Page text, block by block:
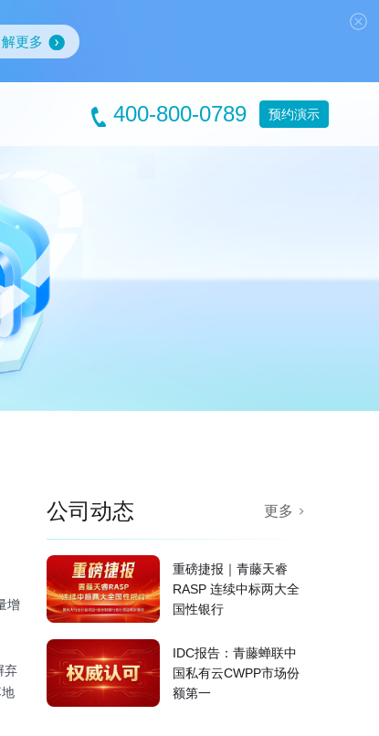
更多
400-800-0789 预约演示
增
弃
公司动态 更多
重磅捷报｜青藤天睿
RASP 连续中标两大全
国性银行
IDC报告：青藤蝉联中
国私有云CWPP市场份
额第一